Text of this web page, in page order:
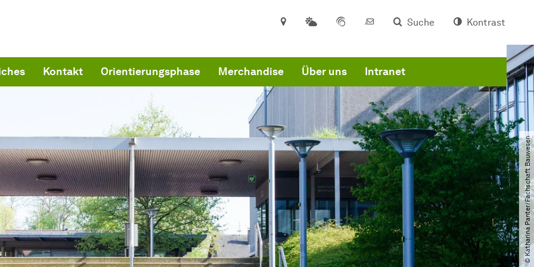
Suche Kontrast
Kontakt Orientierungsphase Merchandise Über uns Intranet
© Katharina Panter​/​Fachschaft Bauwesen